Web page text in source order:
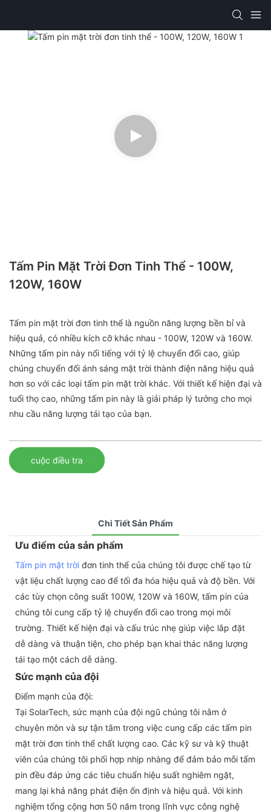
Tấm Pin Mặt Trời Đơn Tinh Thể - 100W,
120W, 160W
Tấm pin mặt trời đơn tinh thể là nguồn năng lượng bền bỉ và
hiệu quả, có nhiều kích cỡ khác nhau - 100W, 120W và 160W.
Những tấm pin này nổi tiếng với tỷ lệ chuyển đổi cao, giúp
chúng chuyển đổi ánh sáng mặt trời thành điện năng hiệu quả
hơn so với các loại tấm pin mặt trời khác. Với thiết kế hiện đại và
tuổi thọ cao, những tấm pin này là giải pháp lý tưởng cho mọi
nhu cầu năng lượng tái tạo của bạn.
cuộc điều tra
Chi Tiết Sản Phẩm
Ưu điểm của sản phẩm
Tấm pin mặt trời đơn tinh thể của chúng tôi được chế tạo từ
vật liệu chất lượng cao để tối đa hóa hiệu quả và độ bền. Với
các tùy chọn công suất 100W, 120W và 160W, tấm pin của
chúng tôi cung cấp tỷ lệ chuyển đổi cao trong mọi môi
trường. Thiết kế hiện đại và cấu trúc nhẹ giúp việc lắp đặt
dễ dàng và thuận tiện, cho phép bạn khai thác năng lượng
tái tạo một cách dễ dàng.
Sức mạnh của đội
Điểm mạnh của đội:
Tại SolarTech, sức mạnh của đội ngũ chúng tôi nằm ở
chuyên môn và sự tận tâm trong việc cung cấp các tấm pin
mặt trời đơn tinh thể chất lượng cao. Các kỹ sư và kỹ thuật
viên của chúng tôi phối hợp nhịp nhàng để đảm bảo mỗi tấm
pin đều đáp ứng các tiêu chuẩn hiệu suất nghiêm ngặt,
mang lại khả năng phát điện ổn định và hiệu quả. Với kinh
nghiệm tổng cộng hơn 50 năm trong lĩnh vực công nghệ